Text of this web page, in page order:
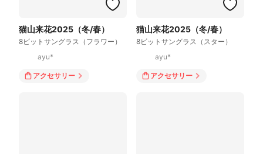
猫山来花2025（冬/春）
8ビットサングラス（フラワー）
ayu*
アクセサリー
猫山来花2025（冬/春）
8ビットサングラス（スター）
ayu*
アクセサリー